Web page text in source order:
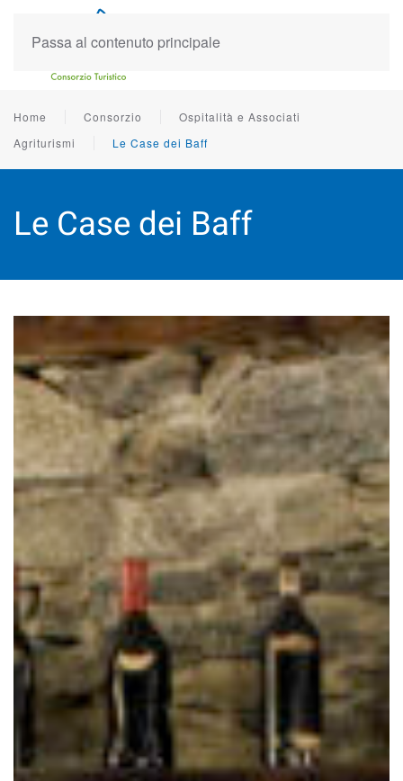
Passa al contenuto principale
Home Consorzio
Ospitalità e Associati
Agriturismi
Le Case dei Baff
Le Case dei Baff